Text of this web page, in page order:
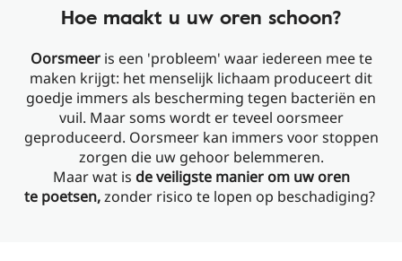
Hoe maakt u uw oren schoon?
Oorsmeeris een 'probleem' waar iedereen mee te
maken krijgt: het menselijk lichaam produceert dit
goedje immers als bescherming tegen bacteriën en
vuil. Maar soms wordt er teveel oorsmeer
geproduceerd. Oorsmeer kan immers voor stoppen
zorgen die uw gehoor belemmeren.
Maar wat is de veiligste manier om uw oren
te poetsen,zonder risico te lopen op beschadiging?